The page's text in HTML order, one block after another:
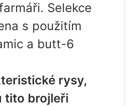
Selekce
s použitím
a butt-6
rysy,
tito brojleři